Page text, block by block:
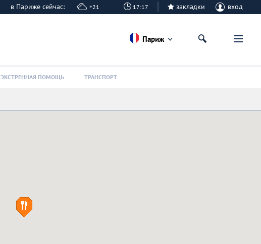
в Париже сейчас: +21 17:17 закладки вход
Париж
ЭКСТРЕННАЯ ПОМОЩЬ ТРАНСПОРТ